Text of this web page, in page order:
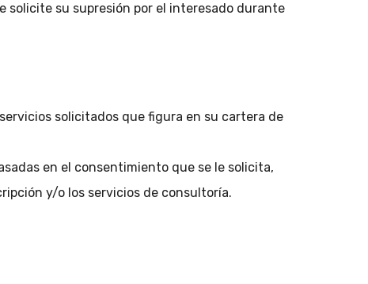
solicite su supresión por el interesado durante
solicitados que figura en su cartera de
en el consentimiento que se le solicita,
y/o los servicios de consultoría.